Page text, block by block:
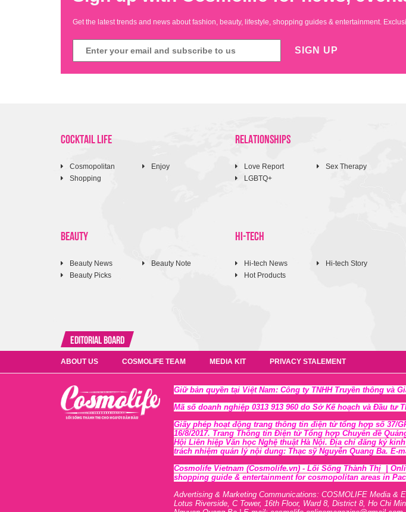
Get the latest trends and news about fashion, beauty, lifestyle, shopping guides & entertainment.
SIGN UP
COCKTAIL LIFE
Cosmopolitan
Shopping
Enjoy
RELATIONSHIPS
Love Report
LGBTQ+
Sex Therapy
BEAUTY
Beauty News
Beauty Picks
Beauty Note
HI-TECH
Hi-tech News
Hot Products
Hi-tech Story
Editorial Board
ABOUT US COSMOLIFE TEAM MEDIA KIT PRIVACY STALEMENT
Giữ bản quyền tại Việt Nam: Công ty TNHH Truyền thông và
Mã số doanh nghiệp 0313 913 960 do Sở Kế hoạch và Đầu tư
Giấy phép hoạt động trang thông tin điện tử tổng hợp số 37/
16/8/2017. Trang Thông tin Điện tử Tổng hợp Chuyên đề
Hội Liên hiệp Văn học Nghệ thuật Hà Nội. Địa chỉ đăng ký kinh
trách nhiệm quản lý nội dung: Thạc sỹ Nguyễn Quang Ba. E-
Cosmolife Vietnam (Cosmolife.vn) - Lối Sống Thành Thị |
shopping guide & entertainment for cosmopolitan areas in
Advertising & Marketing Communications: COSMOLIFE Media &
Lotus Riverside, C Tower, 16th Floor, Ward 8, District 8, Ho Chi